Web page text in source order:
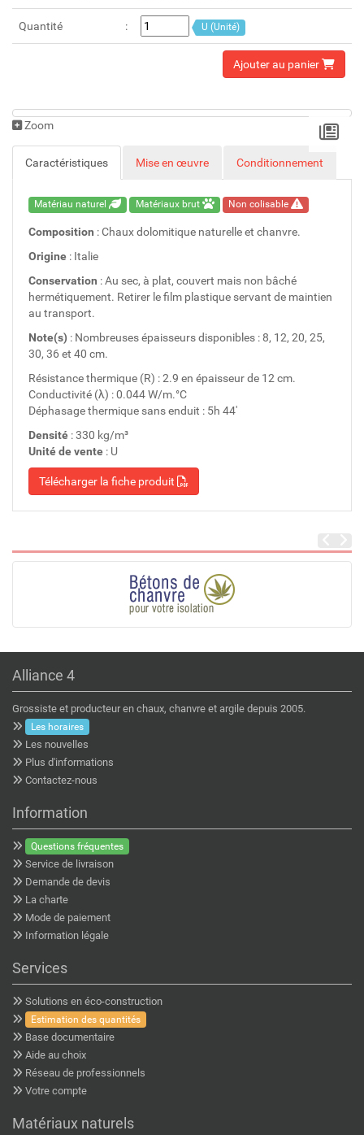
Quantité U (Unité)
Ajouter au panier
Zoom
Caractéristiques Mise en œuvre Conditionnement
Matériau naturel Matériaux brut Non colisable
Composition : Chaux dolomitique naturelle et chanvre.
Origine : Italie
Conservation : Au sec, à plat, couvert mais non bâché
hermétiquement. Retirer le film plastique servant de maintien
au transport.
Note(s) : Nombreuses épaisseurs disponibles : 8, 12, 20, 25,
30, 36 et 40 cm.
Résistance thermique (R) : 2.9 en épaisseur de 12 cm.
Conductivité (λ) : 0.044 W/m.°C
Déphasage thermique sans enduit : 5h 44'
Densité : 330 kg/m³
Unité de vente : U
Télécharger la fiche produit
Alliance 4
Grossiste et producteur en chaux, chanvre et argile depuis 2005.
Les horaires
Les nouvelles
Plus d'informations
Contactez-nous
Information
Questions fréquentes
Service de livraison
Demande de devis
La charte
Mode de paiement
Information légale
Services
Solutions en éco-construction
Estimation des quantités
Base documentaire
Aide au choix
Réseau de professionnels
Votre compte
Matériaux naturels